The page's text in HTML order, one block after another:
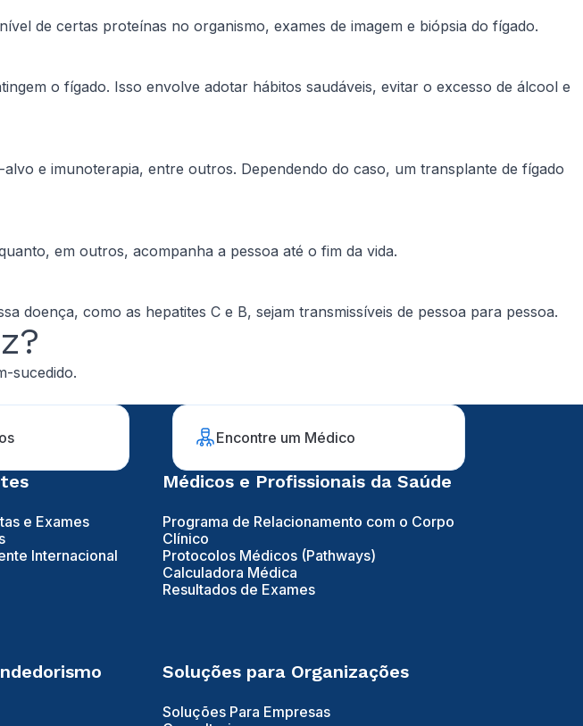
de certas proteínas no organismo, exames de imagem e biópsia do fígado.
o fígado. Isso envolve adotar hábitos saudáveis, evitar o excesso de álcool e
e imunoterapia, entre outros. Dependendo do caso, um transplante de fígado
em outros, acompanha a pessoa até o fim da vida.
doença, como as hepatites C e B, sejam transmissíveis de pessoa para pessoa.
sucedido.
Encontre um Médico
e Exames
Internacional
Médicos e Profissionais da Saúde
Programa de Relacionamento com o Corpo
Clínico
Protocolos Médicos (Pathways)
Calculadora Médica
Resultados de Exames
Soluções para Organizações
Soluções Para Empresas